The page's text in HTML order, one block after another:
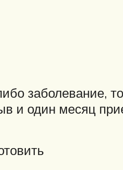
заболевание,
и один месяц